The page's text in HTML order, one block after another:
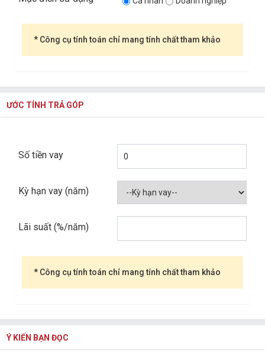
* Công cụ tính toán chỉ mang tính chất tham khảo
ƯỚC TÍNH TRẢ GÓP
Số tiền vay
Kỳ hạn vay (năm)
Lãi suất (%/năm)
* Công cụ tính toán chỉ mang tính chất tham khảo
Ý KIẾN BẠN ĐỌC